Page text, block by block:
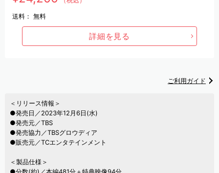
送料： 無料
詳細を見る
ご利用ガイド
＜リリース情報＞
●発売日／2023年12月6日(水)
●発売元／TBS
●発売協力／TBSグロウディア
●販売元／TCエンタテインメント
＜製品仕様＞